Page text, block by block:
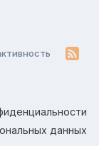
данных